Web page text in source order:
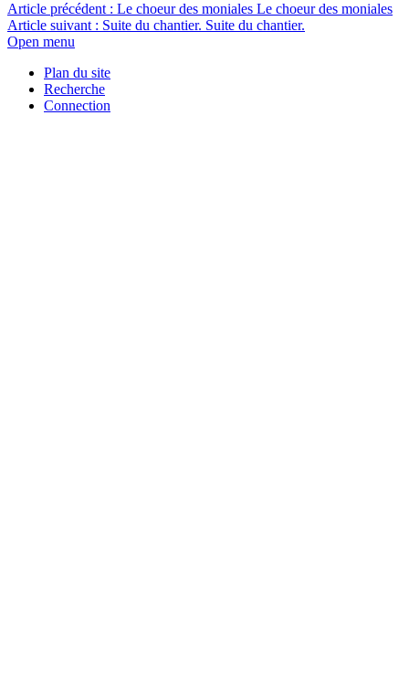
Article précédent : Le choeur des moniales Le choeur des moniales
Article suivant : Suite du chantier. Suite du chantier.
Open menu
Plan du site
Recherche
Connection